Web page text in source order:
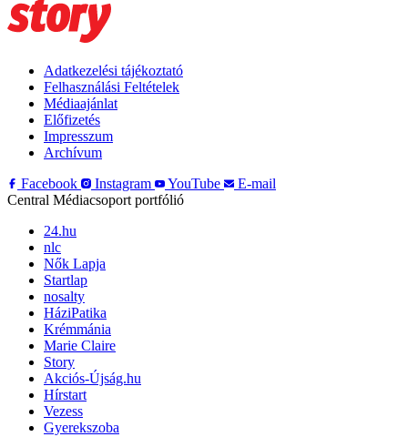
Adatkezelési tájékoztató
Felhasználási Feltételek
Médiaajánlat
Előfizetés
Impresszum
Archívum
Facebook
Instagram YouTube
E-mail
Central Médiacsoport portfólió
24.hu
nlc
Nők Lapja
Startlap
nosalty
HáziPatika
Krémmánia
Marie Claire
Story
Akciós-Újság.hu
Hírstart
Vezess
Gyerekszoba